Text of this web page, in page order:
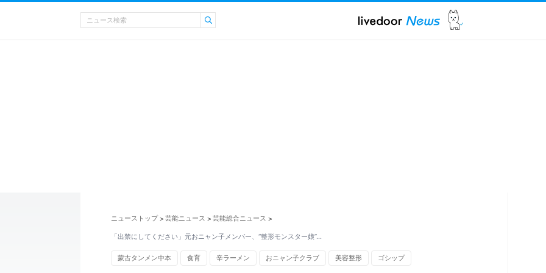
ニューストップ > 芸能ニュース > 芸能総合ニュース >
「出禁にしてください」元おニャン子メンバー、“整形モンスター娘”…
蒙古タンメン中本 食育 辛ラーメン おニャン子クラブ 美容整形 ゴシップ